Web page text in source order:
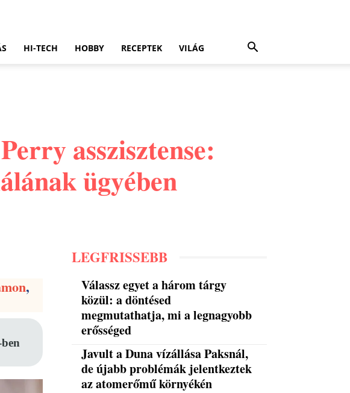
HI-TECH HOBBY RECEPTEK VILÁG
asszisztense:
ügyében
,
LEGFRISSEBB
Válassz egyet a három tárgy
közül: a döntésed
megmutathatja, mi a legnagyobb
erősséged
Javult a Duna vízállása Paksnál,
de újabb problémák jelentkeztek
az atomerőmű környékén